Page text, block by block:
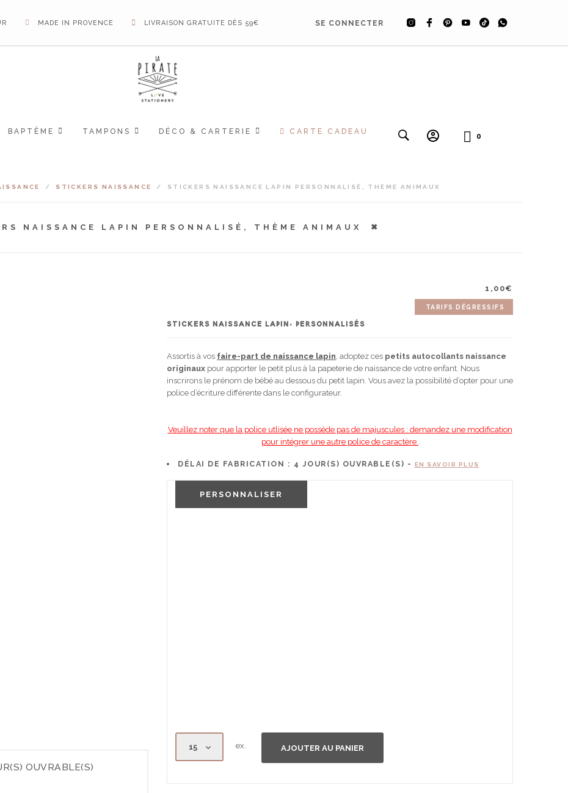
MADE IN PROVENCE LIVRAISON GRATUITE DÈS 59€ SE CONNECTER
BAPTÊME TAMPONS DÉCO & CARTERIE CARTE CADEAU
0
/ STICKERS NAISSANCE / STICKERS NAISSANCE LAPIN PERSONNALISÉ, THÈME ANIMAUX
NAISSANCE LAPIN PERSONNALISÉ, THÈME ANIMAUX
OUVRABLE(S)
1,00€
TARIFS DÉGRESSIFS
STICKERS NAISSANCE LAPIN, PERSONNALISÉS
Assortis à vos faire-part de naissance lapin , adoptez ces petits autocollants naissance
originaux pour apporter le petit plus à la papeterie de naissance de votre enfant. Nous
inscrirons le prénom de bébé au dessous du petit lapin. Vous avez la possibilité d’opter pour une
police d’écriture différente dans le configurateur.
Veuillez noter que la police utlisée ne possède pas de majuscules : demandez une modification
pour intégrer une autre police de caractère.
DÉLAI DE FABRICATION : 4 JOUR(S) OUVRABLE(S) - EN SAVOIR PLUS
PERSONNALISER
ex. AJOUTER AU PANIER